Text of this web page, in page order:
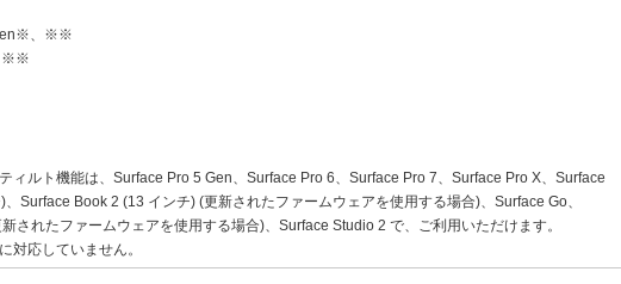
、※※
※※
ィルト機能は、Surface Pro 5 Gen、Surface Pro 6、Surface Pro 7、Surface Pro X、Surface
Surface Book 2 (13 インチ) (更新されたファームウェアを使用する場合)、Surface Go、
されたファームウェアを使用する場合)、Surface Studio 2 で、ご利用いただけます。
応していません。